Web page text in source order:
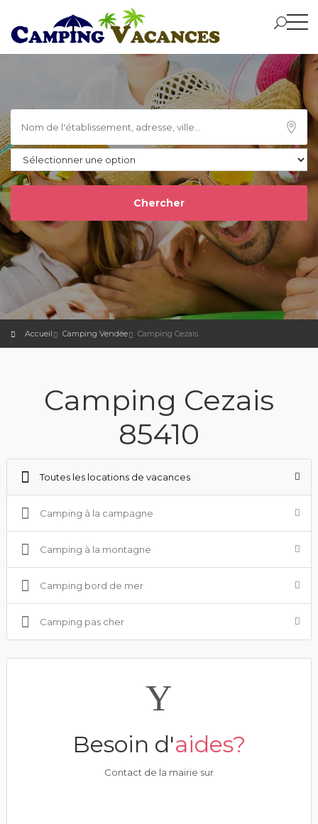
Accueil Camping Vendée Camping Cezais
Camping Cezais
85410
Toutes les locations de vacances
Camping à la campagne
Camping à la montagne
Camping bord de mer
Camping pas cher
Besoin d'aides?
Contact de la mairie sur